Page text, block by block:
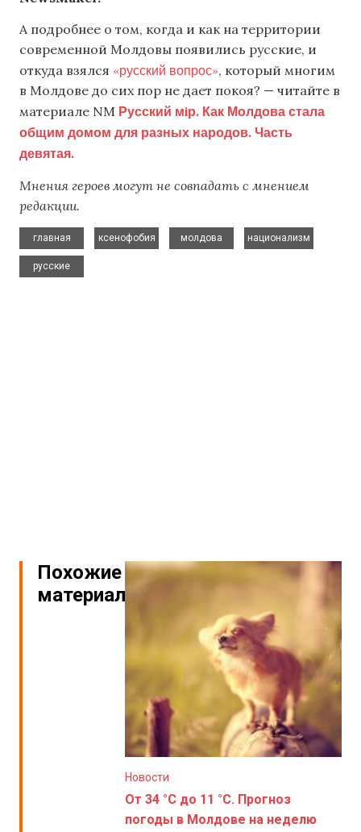
А подробнее о том, когда и как на территории
современной Молдовы появились русские, и
откуда взялся «русский вопрос», который многим
в Молдове до сих пор не дает покоя? — читайте в
материале NM Русский мiр. Как Молдова стала
общим домом для разных народов. Часть
девятая.
Мнения героев могут не совпадать с мнением
редакции.
главная
ксенофобия
молдова
национализм
русские
Похожие
материалы
Новости
От 34 °C до 11 °C. Прогноз
погоды в Молдове на неделю